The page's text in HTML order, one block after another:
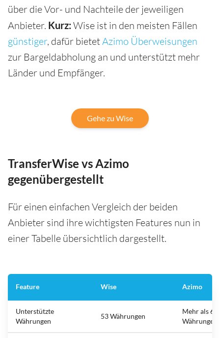
über die Vor- und Nachteile der jeweiligen
Anbieter. Kurz: Wise ist in den meisten Fällen
günstiger, dafür bietetAzimo Überweisungen
zur Bargeldabholung an und unterstützt mehr
Länder und Empfänger.
Gehe zu Wise
TransferWise vs Azimo
gegenübergestellt
Für einen einfachen Vergleich der beiden
Anbieter sind ihre wichtigsten Features nun in
einer Tabelle übersichtlich dargestellt.
Feature Wise Azimo
Unterstützte
Währungen
53 Währungen
Mehr als 60
Währungen